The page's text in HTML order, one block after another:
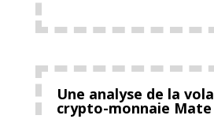
Une analyse de la
crypto-monnaie Mate